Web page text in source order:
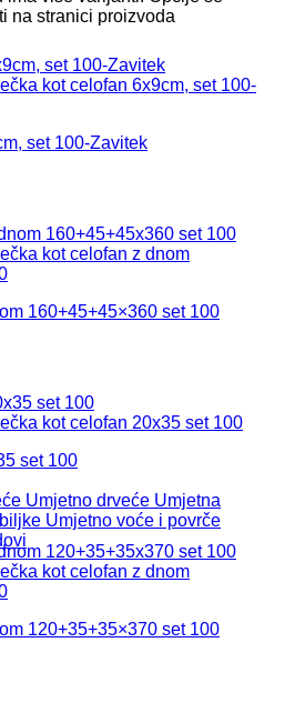
na stranici proizvoda
Umjetno drveće Umjetna
Umjetno voće i povrče
set 100-Zavitek
160+45+45×360 set 100
set 100
120+35+35×370 set 100